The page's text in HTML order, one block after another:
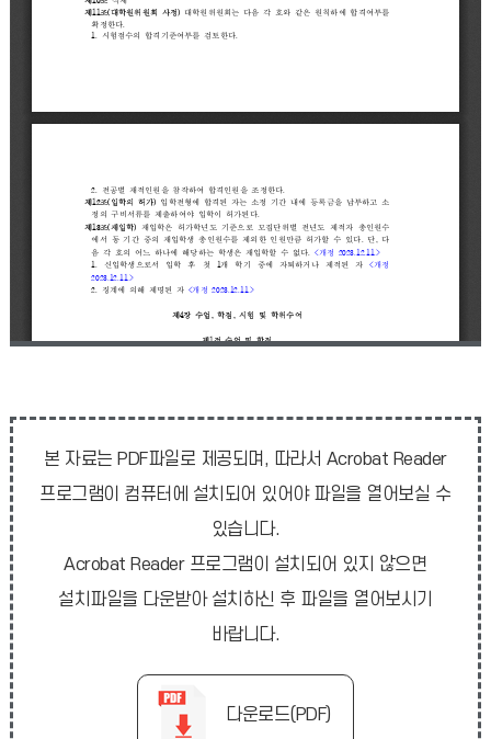
본 자료는 PDF파일로 제공되며, 따라서 Acrobat Reader
프로그램이 컴퓨터에 설치되어 있어야 파일을 열어보실 수
있습니다.
Acrobat Reader 프로그램이 설치되어 있지 않으면
설치파일을 다운받아 설치하신 후 파일을 열어보시기
바랍니다.
다운로드(PDF)